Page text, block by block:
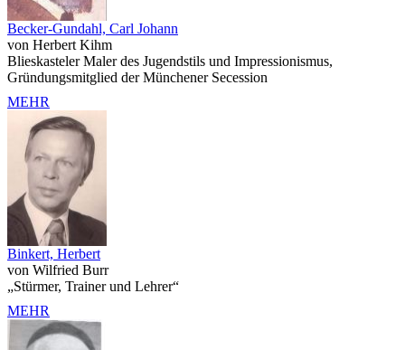
Becker-Gundahl, Carl Johann
von Herbert Kihm
Blieskasteler Maler des Jugendstils und Impressionismus,
Gründungsmitglied der Münchener Secession
MEHR
Binkert, Herbert
von Wilfried Burr
„Stürmer, Trainer und Lehrer“
MEHR